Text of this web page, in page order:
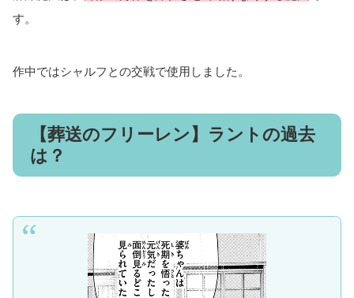
す。
作中ではシャルフとの交戦で使用しました。
【葬送のフリーレン】ラントの過去
は？